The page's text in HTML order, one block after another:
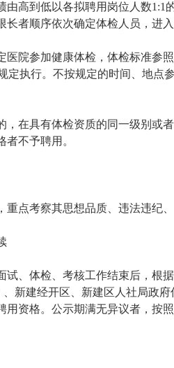
由高到低以各拟聘用岗位人数1:1
长者顺序依次确定体检人员，进
医院参加健康体检，体检标准参
定执行。不按规定的时间、地点
，在具有体检资质的同一级别或
不予聘用。
重点考察其思想品质、违法违纪
试、体检、考核工作结束后，根
、新建经开区、新建区人社局政
用资格。公示期满无异议者，按